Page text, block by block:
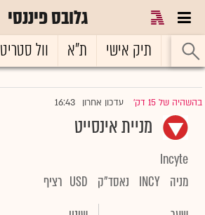
גלובס פיננסי
ראשי תיק אישי ת"א וול סטריט
בהשהיה של 15 דק' |עדכון אחרון 16:43
מניית אינסייט
Incyte
מניה INCY נאסד"ק USD רציף